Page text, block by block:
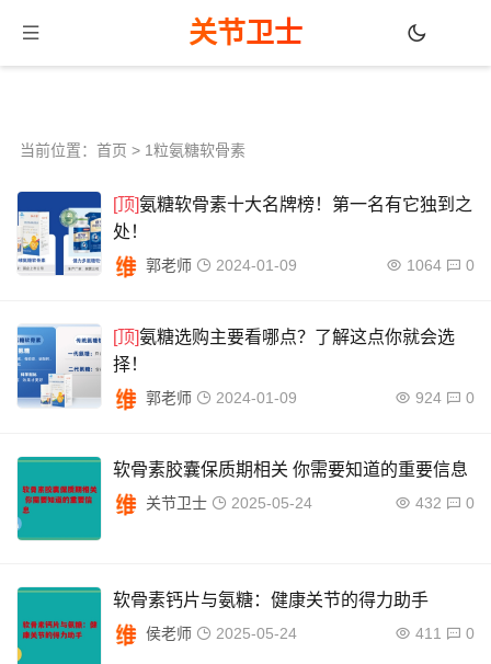
关节卫士
当前位置： 首页 > 1粒氨糖软骨素
[顶]氨糖软骨素十大名牌榜！第一名有它独到之
处！
郭老师 2024-01-09 1064 0
[顶]氨糖选购主要看哪点？了解这点你就会选
择！
郭老师 2024-01-09 924 0
软骨素胶囊保质期相关 你需要知道的重要信息
关节卫士 2025-05-24 432 0
软骨素钙片与氨糖：健康关节的得力助手
侯老师 2025-05-24 411 0